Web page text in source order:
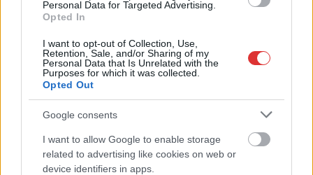
Personal Data for Targeted Advertising.
Opted In
I want to opt-out of Collection, Use,
Retention, Sale, and/or Sharing of my
Personal Data that Is Unrelated with the
Purposes for which it was collected.
Opted Out
Google consents
I want to allow Google to enable storage
related to advertising like cookies on web or
device identifiers in apps.
Csődbe ment a tószegi Accell Hunland, a hazai
kerékpárgyártás meghatározó szereplője
Egyszer fent, egyszer lent, így festett a Duna a két évvel
ezelőtti árvíz idején és így most – fotógyűjtemény
ugyanazokból a szögekből
Ilyenek eddig a tapasztalatok a vendégektől – a hőhullám
Nem biztató: a hétvégi kisebb felfrissülés után jövő héten
megint visszatér a forróság, újra rekkenő hőség jön, akár 38